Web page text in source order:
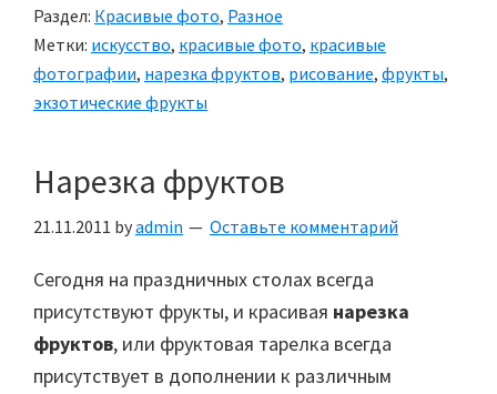
Раздел: Красивые фото, Разное
Метки: искусство, красивые фото, красивые
фотографии, нарезка фруктов, рисование, фрукты,
экзотические фрукты
Нарезка фруктов
21.11.2011 byadmin Оставьте комментарий
Сегодня на праздничных столах всегда
присутствуют фрукты, и красивая нарезка
фруктов, или фруктовая тарелка всегда
присутствует в дополнении к различным